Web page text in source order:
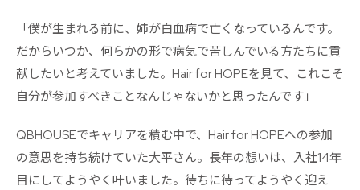
「僕が生まれる前に、姉が白血病で亡くなっているんです。
だからいつか、何らかの形で病気で苦しんでいる方たちに貢
献したいと考えていました。Hair for HOPEを見て、これこそ
自分が参加すべきことなんじゃないかと思ったんです」
QBHOUSEでキャリアを積む中で、Hair for HOPEへの参加
の意思を持ち続けていた大平さん。長年の想いは、入社14年
目にしてようやく叶いました。待ちに待ってようやく迎え